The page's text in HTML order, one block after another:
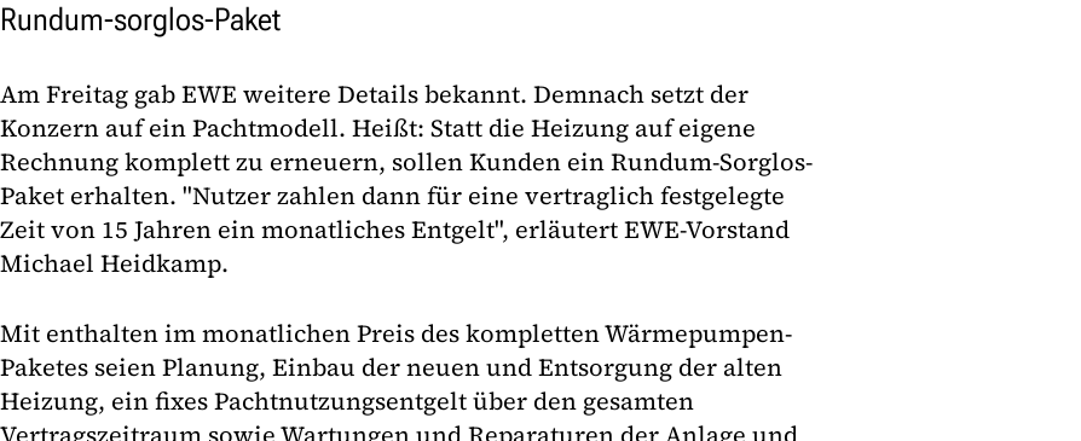
Rundum-sorglos-Paket
Am Freitag gab EWE weitere Details bekannt. Demnach setzt der
Konzern auf ein Pachtmodell. Heißt: Statt die Heizung auf eigene
Rechnung komplett zu erneuern, sollen Kunden ein Rundum-Sorglos-
Paket erhalten. "Nutzer zahlen dann für eine vertraglich festgelegte
Zeit von 15 Jahren ein monatliches Entgelt", erläutert EWE-Vorstand
Michael Heidkamp.
Mit enthalten im monatlichen Preis des kompletten Wärmepumpen-
Paketes seien Planung, Einbau der neuen und Entsorgung der alten
Heizung, ein fixes Pachtnutzungsentgelt über den gesamten